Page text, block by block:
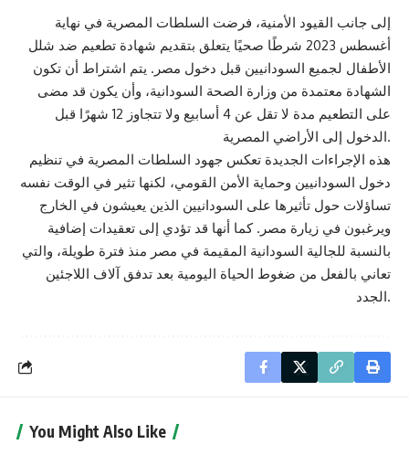
إلى جانب القيود الأمنية، فرضت السلطات المصرية في نهاية
أغسطس 2023 شرطًا صحيًا يتعلق بتقديم شهادة تطعيم ضد شلل
الأطفال لجميع السودانيين قبل دخول مصر. يتم اشتراط أن تكون
الشهادة معتمدة من وزارة الصحة السودانية، وأن يكون قد مضى
على التطعيم مدة لا تقل عن 4 أسابيع ولا تتجاوز 12 شهرًا قبل
الدخول إلى الأراضي المصرية.
هذه الإجراءات الجديدة تعكس جهود السلطات المصرية في تنظيم
دخول السودانيين وحماية الأمن القومي، لكنها تثير في الوقت نفسه
تساؤلات حول تأثيرها على السودانيين الذين يعيشون في الخارج
ويرغبون في زيارة مصر. كما أنها قد تؤدي إلى تعقيدات إضافية
بالنسبة للجالية السودانية المقيمة في مصر منذ فترة طويلة، والتي
تعاني بالفعل من ضغوط الحياة اليومية بعد تدفق آلاف اللاجئين
الجدد.
You Might Also Like